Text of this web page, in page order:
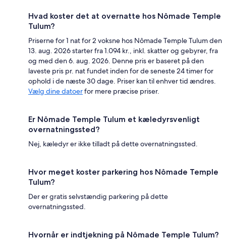
Hvad koster det at overnatte hos Nômade Temple
Tulum?
Priserne for 1 nat for 2 voksne hos Nômade Temple Tulum den
13. aug. 2026 starter fra 1.094 kr., inkl. skatter og gebyrer, fra
og med den 6. aug. 2026. Denne pris er baseret på den
laveste pris pr. nat fundet inden for de seneste 24 timer for
ophold i de næste 30 dage. Priser kan til enhver tid ændres.
Vælg dine datoerfor mere præcise priser.
Er Nômade Temple Tulum et kæledyrsvenligt
overnatningssted?
Nej, kæledyr er ikke tilladt på dette overnatningssted.
Hvor meget koster parkering hos Nômade Temple
Tulum?
Der er gratis selvstændig parkering på dette
overnatningssted.
Hvornår er indtjekning på Nômade Temple Tulum?